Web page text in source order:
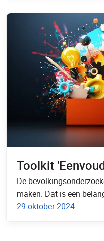
Toolkit
De
maken. Dat is een
29 oktober 2024